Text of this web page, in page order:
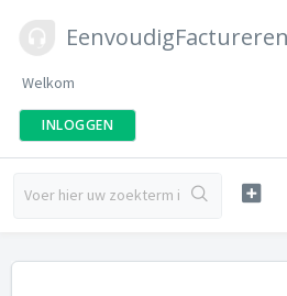
Welkom
INLOGGEN